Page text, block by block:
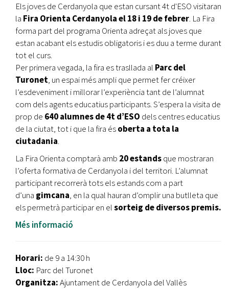
Els joves de Cerdanyola que estan cursant 4t d'ESO visitaran
la Fira Orienta Cerdanyola el 18 i 19 de febrer. La Fira
forma part del programa Orienta adreçat als joves que
estan acabant els estudis obligatoris i es duu a terme durant
tot el curs.
Per primera vegada, la fira es trasllada al Parc del
Turonet, un espai més ampli que permet fer créixer
l’esdeveniment i millorar l’experiència tant de l’alumnat
com dels agents educatius participants. S’espera la visita de
prop de 640 alumnes de 4t d’ESO dels centres educatius
de la ciutat, tot i que la fira ésoberta a tota la
ciutadania.
La Fira Orienta comptarà amb 20 estandsque mostraran
l’oferta formativa de Cerdanyola i del territori. L’alumnat
participant recorrerà tots els estands com a part
d’una gimcana, en la qual hauran d’omplir una butlleta que
els permetrà participar en elsorteig de diversos premis.
Més informació
Horari: de 9 a 14:30 h
Lloc: Parc del Turonet
Organitza:Ajuntament de Cerdanyola del Vallès